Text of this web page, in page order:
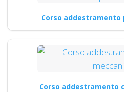
Corso addestramento
Corso addestramento